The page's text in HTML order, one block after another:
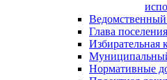
Ведомственный
Глава поселения
Избирательная
Нормативные